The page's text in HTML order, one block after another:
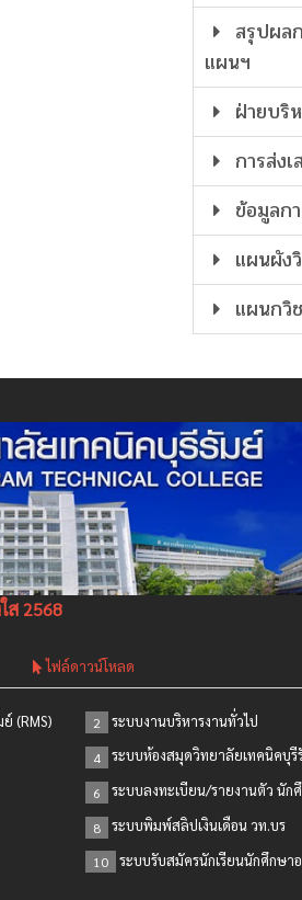
สรุปผล
แผนฯ
ฝ่ายบริ
การส่ง
ข้อมูลก
แผนผัง
แผนกวิ
ส 2568
ไฟล์ดาวน์โหลด
(RMS) 2 ระบบงานบริหารงานทั่วไป
4 ระบบห้องสมุดวิทยาลัยเทคนิคบุรี
6 ระบบลงทะเบียน/รายงานตัว นัก
8 ระบบพิมพ์สลิปเงินเดือน วท.บร
10 ระบบรับสมัครนักเรียนนักศึกษา